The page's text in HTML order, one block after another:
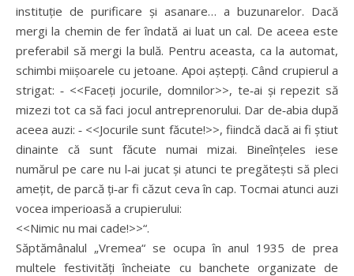
instituție de purificare și asanare… a buzunarelor. Dacă
mergi la chemin de fer îndată ai luat un cal. De aceea este
preferabil să mergi la bulă. Pentru aceasta, ca la automat,
schimbi miișoarele cu jetoane. Apoi aștepți. Când crupierul a
strigat: ‑ <<Faceți jocurile, domnilor>>, te‑ai și repezit să
mizezi tot ca să faci jocul antreprenorului. Dar de‑abia după
aceea auzi: ‑ <<Jocurile sunt făcute!>>, fiindcă dacă ai fi știut
dinainte că sunt făcute numai mizai. Bineînțeles iese
numărul pe care nu l‑ai jucat și atunci te pregătești să pleci
amețit, de parcă ți‑ar fi căzut ceva în cap. Tocmai atunci auzi
vocea imperioasă a crupierului:
<<Nimic nu mai cade!>>“.
Săptămânalul „Vremea“ se ocupa în anul 1935 de prea
multele festivități încheiate cu banchete organizate de